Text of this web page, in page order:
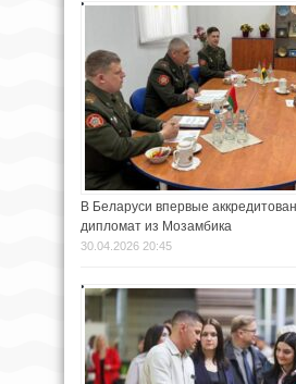
В Беларуси впервые
дипломат из Мозамбика
30.04.2026 20:45